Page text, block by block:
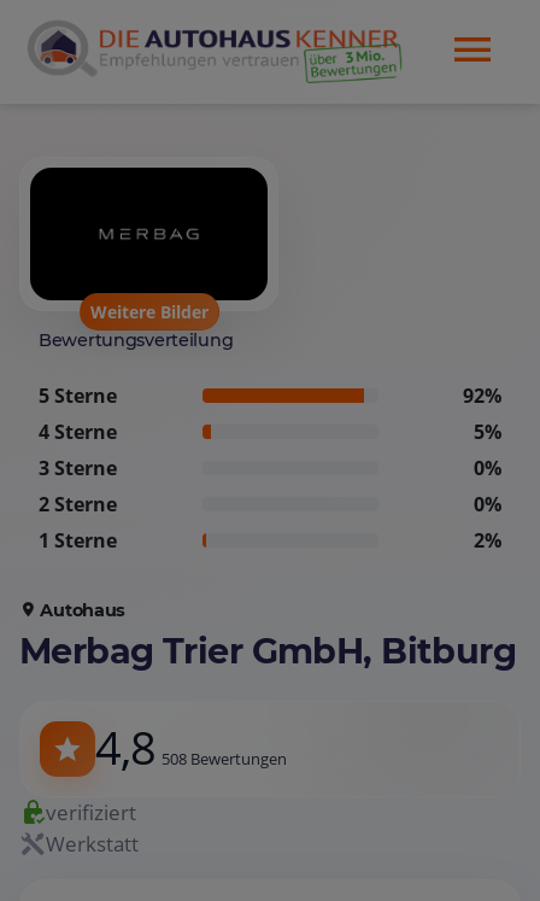
Weitere Bilder
Bewertungsverteilung
5 Sterne
92%
4 Sterne
5%
3 Sterne
0%
2 Sterne
0%
1 Sterne
2%
Autohaus
Merbag Trier GmbH, Bitburg
4,8 508 Bewertungen
verifiziert
Werkstatt